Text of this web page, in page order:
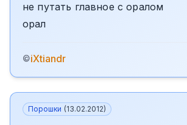
не путать главное с оралом
орал
©iXtiandr
Порошки (13.02.2012)